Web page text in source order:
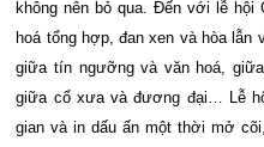
không nên bỏ qua. Đến với lễ hội
hoá tổng hợp, đan xen và hòa lẫn
giữa tín ngưỡng và văn hoá,
giữa cổ xưa và đương đại… Lễ
gian và in dấu ấn một thời mở